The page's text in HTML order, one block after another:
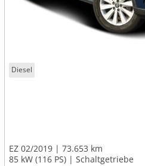
Diesel
EZ 02/2019
73.653 km
85 kW (116 PS)
Schaltgetriebe